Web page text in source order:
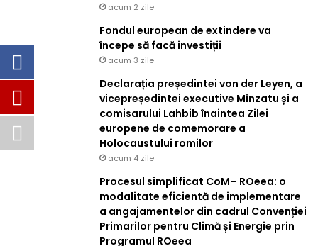
acum 2 zile
Fondul european de extindere va
începe să facă investiții
acum 3 zile
Declarația președintei von der Leyen, a
vicepreședintei executive Mînzatu și a
comisarului Lahbib înaintea Zilei
europene de comemorare a
Holocaustului romilor
acum 4 zile
Procesul simplificat CoM– ROeea: o
modalitate eficientă de implementare
a angajamentelor din cadrul Convenției
Primarilor pentru Climă și Energie prin
Programul ROeea